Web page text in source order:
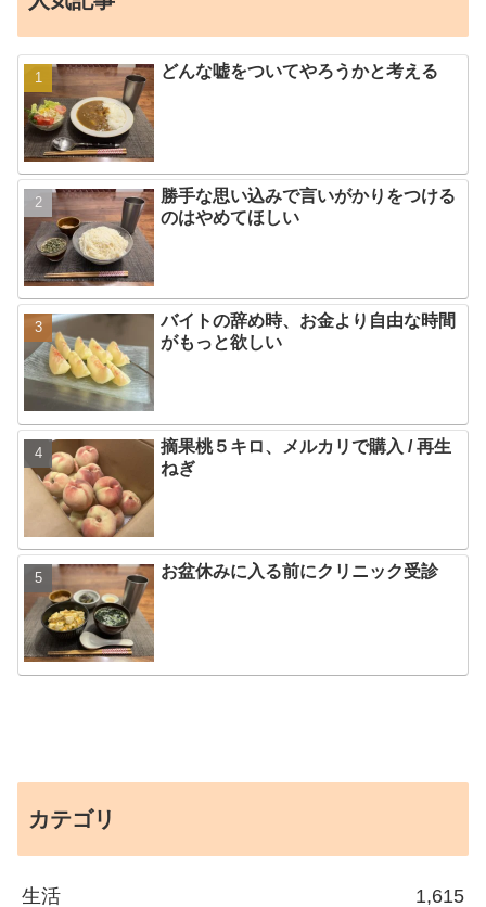
どんな嘘をついてやろうかと考える
勝手な思い込みで言いがかりをつける
のはやめてほしい
バイトの辞め時、お金より自由な時間
がもっと欲しい
摘果桃５キロ、メルカリで購入 / 再生
ねぎ
お盆休みに入る前にクリニック受診
カテゴリ
生活 1,615